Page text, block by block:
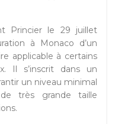
Princier le 29 juillet
à Monaco d’un
applicable à certains
Il s’inscrit dans un
un niveau minimal
de très grande taille